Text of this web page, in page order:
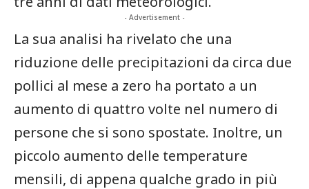
- Advertisement -
La sua analisi ‍ha rivelato che una
riduzione delle precipitazioni da circa due
⁤pollici al mese a zero ha⁣ portato a un
aumento di quattro volte nel numero⁤ di
persone che ‍si sono spostate. ⁢Inoltre, un
piccolo aumento delle temperature
mensili, di appena qualche grado in più